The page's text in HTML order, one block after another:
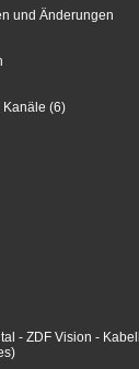
und Änderungen
Kanäle (6)
- ZDF Vision -
)